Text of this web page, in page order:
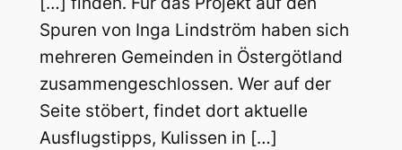
Spuren von Inga Lindström haben sich
mehreren Gemeinden in Östergötland
zusammengeschlossen. Wer auf der
Seite stöbert, findet dort aktuelle
Ausflugstipps, Kulissen in […]